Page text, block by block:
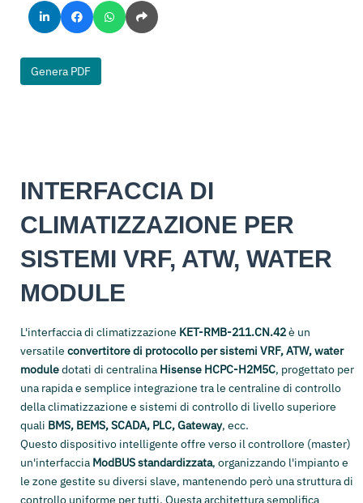
Genera PDF
INTERFACCIA DI
CLIMATIZZAZIONE PER
SISTEMI VRF, ATW, WATER
MODULE
L'interfaccia di climatizzazione KET-RMB-211.CN.42è un
versatile convertitore di protocollo per sistemi VRF, ATW, water
moduledotati di centralina Hisense HCPC-H2M5C, progettato per
una rapida e semplice integrazione tra le centraline di controllo
della climatizzazione e sistemi di controllo di livello superiore
quali BMS, BEMS, SCADA, PLC, Gateway, ecc.
Questo dispositivo intelligente offre verso il controllore (master)
un'interfaccia ModBUS standardizzata, organizzando l'impianto e
le zone gestite su diversi slave, mantenendo però una struttura di
controllo uniforme per tutti. Questa architettura semplifica